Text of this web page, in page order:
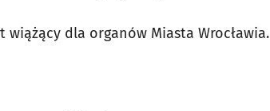
dla organów Miasta Wrocławia.